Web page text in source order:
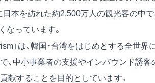
本を訪れた約2,500万人の観光客の中で
なっています。
」は、韓国・台湾をはじめとする全世
、中小事業者の支援やインバウンド誘客
献することを目的としています。